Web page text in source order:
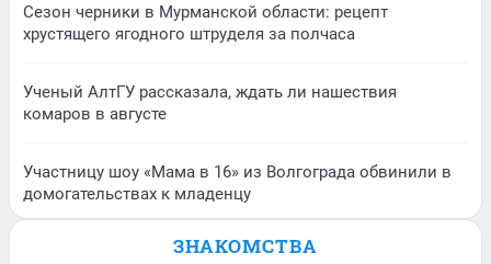
Сезон черники в Мурманской области: рецепт
хрустящего ягодного штруделя за полчаса
Ученый АлтГУ рассказала, ждать ли нашествия
комаров в августе
Участницу шоу «Мама в 16» из Волгограда обвинили в
домогательствах к младенцу
ЗНАКОМСТВА